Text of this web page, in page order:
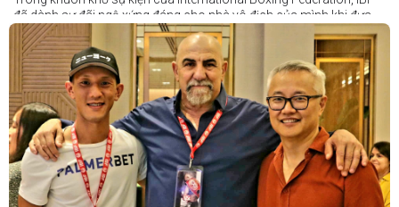
đã dành sự đãi ngộ xứng đáng cho nhà vô địch của mình khi đưa
Taduran đến Việt Nam bằng vé hạng thương gia.
Một chuyến đi hoàn toàn xứng đáng cho một “chiến binh đường xa”
thực thụ